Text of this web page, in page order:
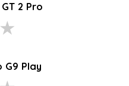
2 Pro
Play